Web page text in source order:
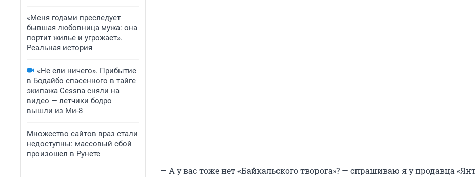
«Меня годами преследует
бывшая любовница мужа: она
портит жилье и угрожает».
Реальная история
«Не ели ничего». Прибытие
в Бодайбо спасенного в тайге
экипажа Cessna сняли на
видео — летчики бодро
вышли из Ми-8
Множество сайтов враз стали
недоступны: массовый сбой
произошел в Рунете
— А у вас тоже нет «Байкальского творога»? — спрашиваю я у продавца